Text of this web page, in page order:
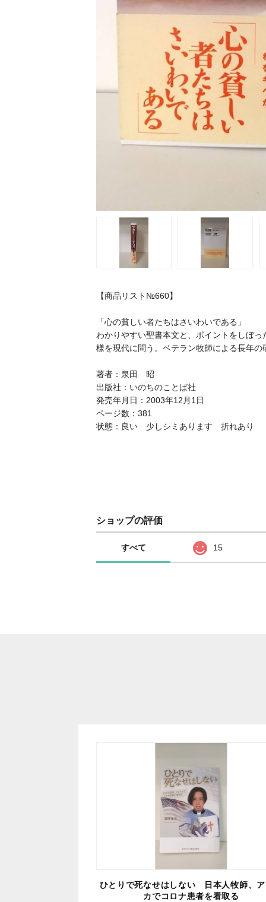
【商品リスト№660】
「心の貧しい者たちはさいわいである」
わかりやすい聖書本文と、ポイントをしぼ
様を現代に問う。ベテラン牧師による長年
著者：泉田 昭
出版社：いのちのことば社
発売年月日：2003年12月1日
ページ数：381
状態：良い 少しシミあります 折れあり
ショップの評価
すべて 15
ひとりで死なせはしない 日本人牧師、
カでコロナ患者を看取る